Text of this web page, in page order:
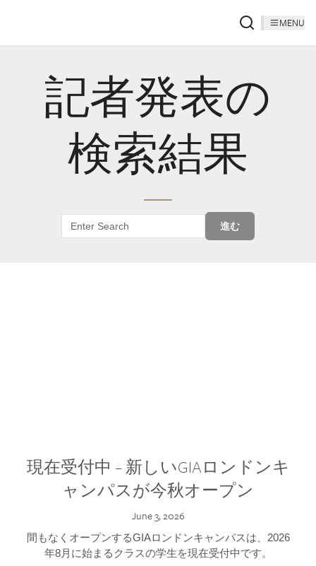
MENU
記者発表の
検索結果
進む
現在受付中 – 新しいGIAロンドンキ
ャンパスが今秋オープン
June 3, 2026
間もなくオープンするGIAロンドンキャンパスは、2026
年8月に始まるクラスの学生を現在受付中です。